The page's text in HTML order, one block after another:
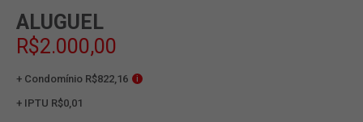
ALUGUEL
R$2.000,00
+ Condomínio R$822,16 i
+ IPTU R$0,01